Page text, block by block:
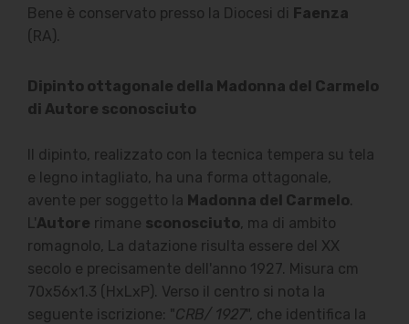
Bene è conservato presso la Diocesi di Faenza
(RA).
Dipinto ottagonale della Madonna del Carmelo
di Autore sconosciuto
Il dipinto, realizzato con la tecnica tempera su tela
e legno intagliato, ha una forma ottagonale,
avente per soggetto la Madonna del Carmelo.
L'Autore rimane sconosciuto, ma di ambito
romagnolo, La datazione risulta essere del XX
secolo e precisamente dell'anno 1927. Misura cm
70x56x1.3 (HxLxP). Verso il centro si nota la
seguente iscrizione: "CRB/ 1927", che identifica la